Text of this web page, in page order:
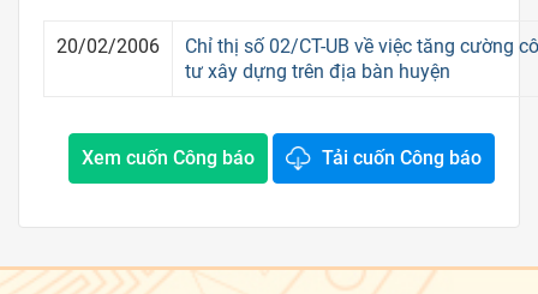
20/02/2006
Chỉ thị số 02/CT-UB về việc tăng cường
tư xây dựng trên địa bàn huyện
Xem cuốn Công báo Tải cuốn Công báo